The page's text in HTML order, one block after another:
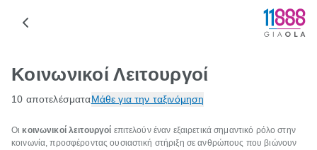
Κοινωνικοί Λειτουργοί
10 αποτελέσματαΜάθε για την ταξινόμηση
Οι κοινωνικοί λειτουργοί επιτελούν έναν εξαιρετικά σημαντικό ρόλο στην
κοινωνία, προσφέροντας ουσιαστική στήριξη σε ανθρώπους που βιώνουν